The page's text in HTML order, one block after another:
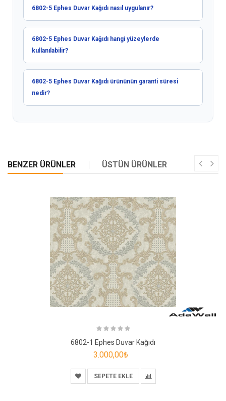
6802-5 Ephes Duvar Kağıdı nasıl uygulanır?
6802-5 Ephes Duvar Kağıdı hangi yüzeylerde
kullanılabilir?
6802-5 Ephes Duvar Kağıdı ürününün garanti süresi
nedir?
BENZER ÜRÜNLER ÜSTÜN ÜRÜNLER
6802-1 Ephes Duvar Kağıdı
3.000,00₺
SEPETE EKLE